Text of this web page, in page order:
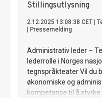
Stillingsutlysning
2.12.2025 13:08:38 CET
Pressemelding
Administrativ leder –
lederrolle i Norges
tegnspråkteater Vil du
økonomiske og
kompetanse til å styrke